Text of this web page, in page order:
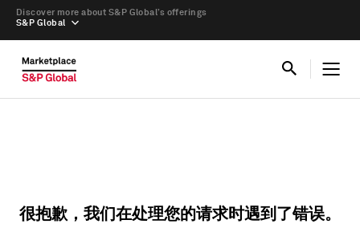
S&P Global
Discover more about S&P Global’s offerings
很抱歉，我们在处理您的请求时遇到了错误。